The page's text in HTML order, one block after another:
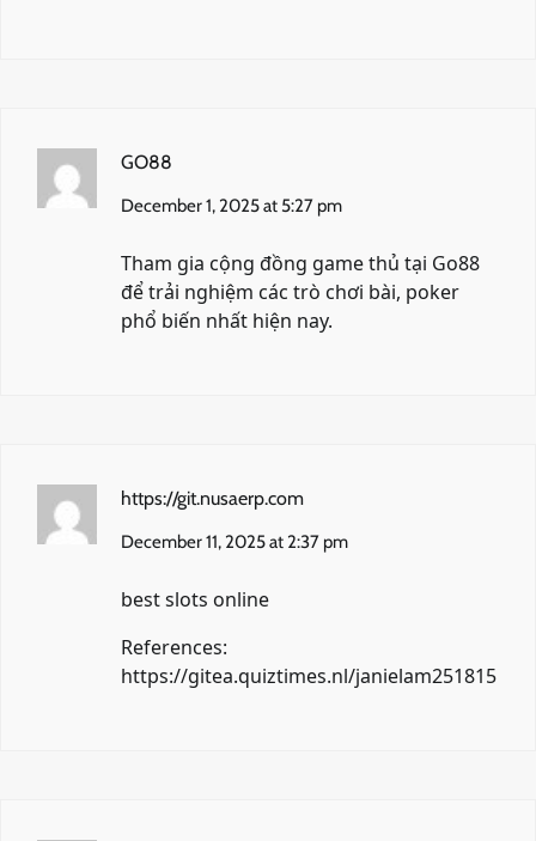
GO88
December 1, 2025 at 5:27 pm
Tham gia cộng đồng game thủ tại Go88
để trải nghiệm các trò chơi bài, poker
phổ biến nhất hiện nay.
https://git.nusaerp.com
December 11, 2025 at 2:37 pm
best slots online
References:
https://gitea.quiztimes.nl/janielam251815